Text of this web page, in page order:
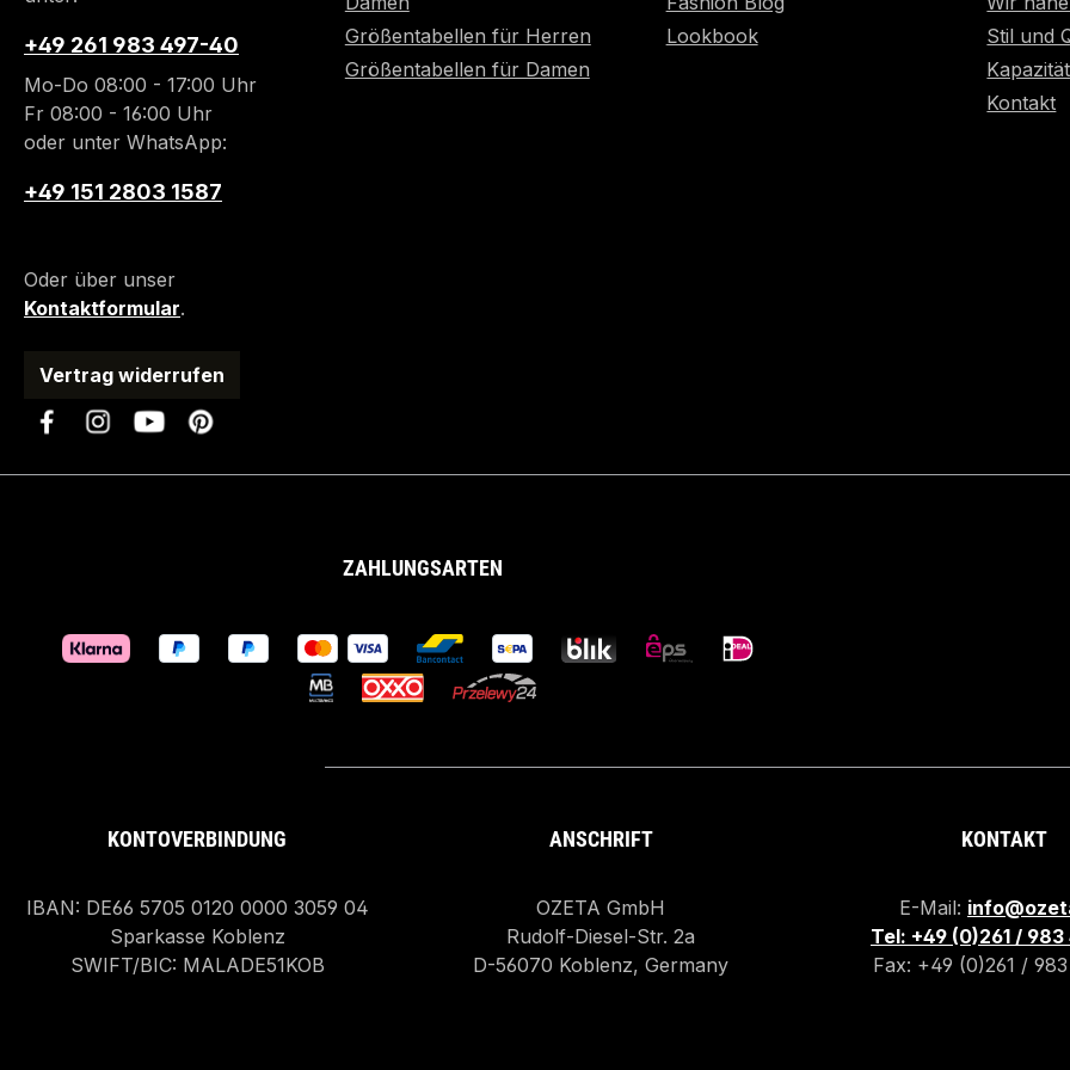
+49 261 983 497-40
Mo-Do 08:00 - 17:00 Uhr
Fr 08:00 - 16:00 Uhr
oder unter WhatsApp:
+49 151 2803 1587
Oder über unser
Kontaktformular.
Vertrag widerrufen
Größentabellen für Herren
Größentabellen für Damen
Lookbook
Stil und
Kapazität
Kontakt
ZAHLUNGSARTEN
KONTOVERBINDUNG
IBAN: DE66 5705 0120 0000 3059 04
Sparkasse Koblenz
SWIFT/BIC: MALADE51KOB
ANSCHRIFT
OZETA GmbH
Rudolf-Diesel-Str. 2a
D-56070 Koblenz, Germany
KONTAKT
E-Mail:
Tel: +49 (0)261 /
Fax: +49 (0)261 /